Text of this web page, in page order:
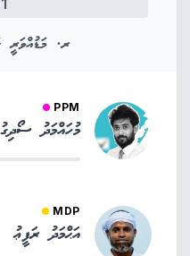
ރ.
PPM
މުހައްމަދު ސޯދިގު
MDP
އަޙްމަދު ރަފީޢު